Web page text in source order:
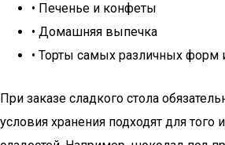
• Печенье и конфеты
• Домашняя выпечка
• Торты самых различных форм
При заказе сладкого стола
условия хранения подходят для того